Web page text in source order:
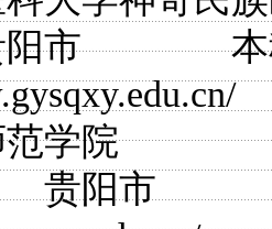
阳
学院
阳